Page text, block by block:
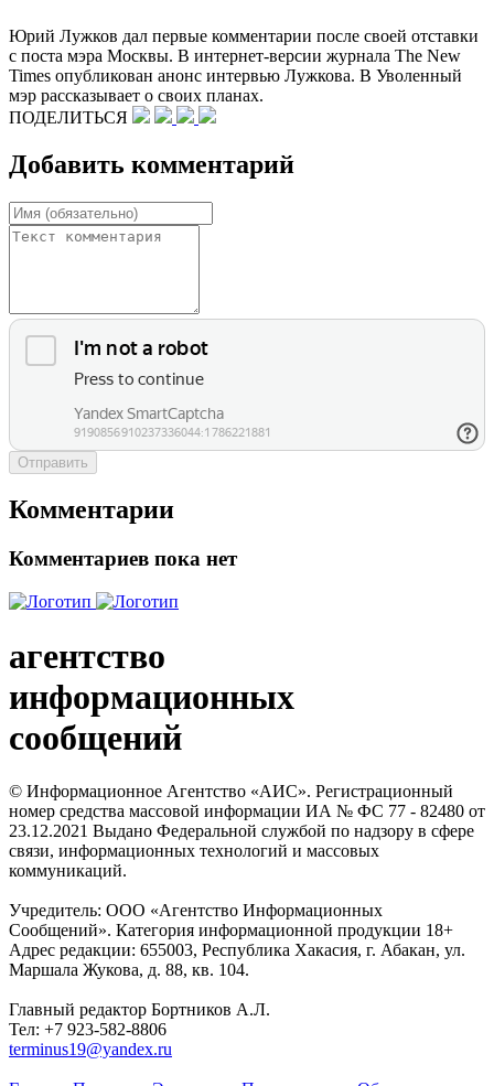
Юрий Лужков дал первые комментарии после своей отставки
с поста мэра Москвы. В интернет-версии журнала The New
Times опубликован анонс интервью Лужкова. В Уволенный
мэр рассказывает о своих планах.
ПОДЕЛИТЬСЯ
Добавить комментарий
Отправить
Комментарии
Комментариев пока нет
агентство
информационных
сообщений
© Информационное Агентство «АИС». Регистрационный
номер средства массовой информации ИА № ФС 77 - 82480 от
23.12.2021 Выдано Федеральной службой по надзору в сфере
связи, информационных технологий и массовых
коммуникаций.
Учредитель: ООО «Агентство Информационных
Сообщений». Категория информационной продукции 18+
Адрес редакции: 655003, Республика Хакасия, г. Абакан, ул.
Маршала Жукова, д. 88, кв. 104.
Главный редактор Бортников А.Л.
Тел: +7 923-582-8806
terminus19@yandex.ru